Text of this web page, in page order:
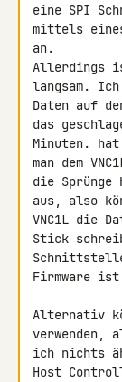
eine SPI
mittels
an.
Allerdings
langsam. Ich
Daten auf
das
Minuten.
man dem
die Sprünge
aus, also
VNC1L die
Stick
Firmware
Alternativ
verwenden,
ich nichts
Host